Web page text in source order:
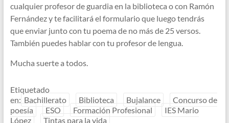
cualquier profesor de guardia en la biblioteca o con Ramón
Fernández y te facilitará el formulario que luego tendrás
que enviar junto con tu poema de no más de 25 versos.
También puedes hablar con tu profesor de lengua.
Mucha suerte a todos.
Etiquetado
en: Bachillerato Biblioteca Bujalance
Concurso de
poesía
ESO Formación Profesional
IES Mario
López
Tintas para la vida